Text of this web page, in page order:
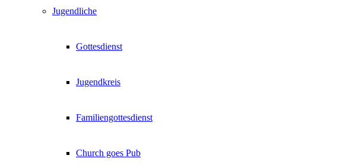
Jugendliche
Gottesdienst
Jugendkreis
Familiengottesdienst
Church goes Pub